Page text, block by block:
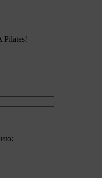
Pilates!